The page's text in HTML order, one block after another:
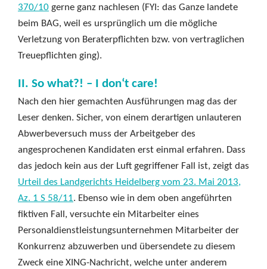
370/10 gerne ganz nachlesen (FYI: das Ganze landete
beim BAG, weil es ursprünglich um die mögliche
Verletzung von Beraterpflichten bzw. von vertraglichen
Treuepflichten ging).
II. So what?! – I don‘t care!
Nach den hier gemachten Ausführungen mag das der
Leser denken. Sicher, von einem derartigen unlauteren
Abwerbeversuch muss der Arbeitgeber des
angesprochenen Kandidaten erst einmal erfahren. Dass
das jedoch kein aus der Luft gegriffener Fall ist, zeigt das
Urteil des Landgerichts Heidelberg vom 23. Mai 2013,
Az. 1 S 58/11. Ebenso wie in dem oben angeführten
fiktiven Fall, versuchte ein Mitarbeiter eines
Personaldienstleistungsunternehmen Mitarbeiter der
Konkurrenz abzuwerben und übersendete zu diesem
Zweck eine XING-Nachricht, welche unter anderem